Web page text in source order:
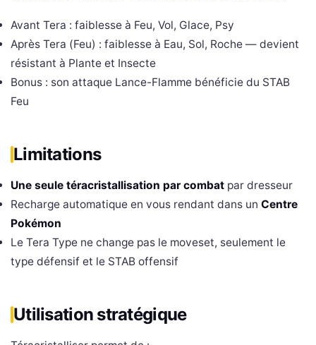
Avant Tera : faiblesse à Feu, Vol, Glace, Psy
Après Tera (Feu) : faiblesse à Eau, Sol, Roche — devient
résistant à Plante et Insecte
Bonus : son attaque Lance-Flamme bénéficie du STAB
Feu
Limitations
Une seule téracristallisation par combat par dresseur
Recharge automatique en vous rendant dans un Centre
Pokémon
Le Tera Type ne change pas le moveset, seulement le
type défensif et le STAB offensif
Utilisation stratégique